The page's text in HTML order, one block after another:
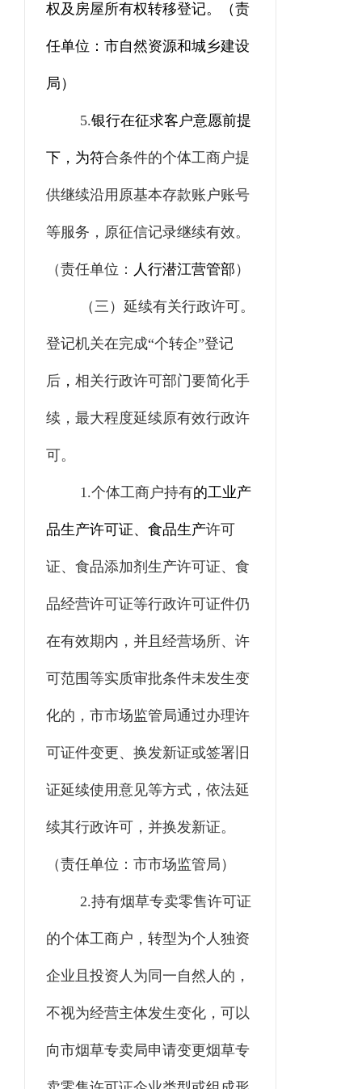
权及房屋所有权转移登记。（责
任单位： 市自然资源和城乡建设
局 ）
5.银行在征求客户意愿前提
下，为符合条件的个体工商户提
供继续沿用原基本存款账户账号
等服务，原征信记录继续有效。
（责任单位： 人行潜江营管部 ）
（三 ）延续有关行政许可。
登记机关在完成“个转企”登记
后 ， 相关行政许可部门要简化手
续，最大程度延续原有效行政许
可。
1.个体工商户持有的工业产
品生产许可证、食品生产许可
证、食品添加剂生产许可证、食
品经营许可证等行政许可证件仍
在有效期内，并且经营场所、许
可范围等实质审批条件未发生变
化的， 市市场监管局通过办理许
可证件变更、换发新证或签署旧
证延续使用意见等方式，依法延
续其行政许可，并换发新证。
（责任单位：市市场监管局）
2.持有烟草专卖零售许可证
的个体工商户，转型为个人独资
企业且投资人为同一自然人的，
不视为经营主体发生变化，可以
向市烟草专卖局申请变更烟草专